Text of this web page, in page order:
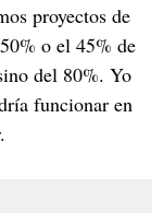
proyectos de
o el 45% de
del 80%. Yo
funcionar en